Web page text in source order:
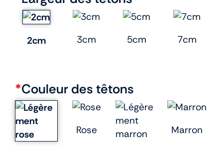
2cm 3cm 5cm 7cm
*Couleur des têtons
Rose Marron